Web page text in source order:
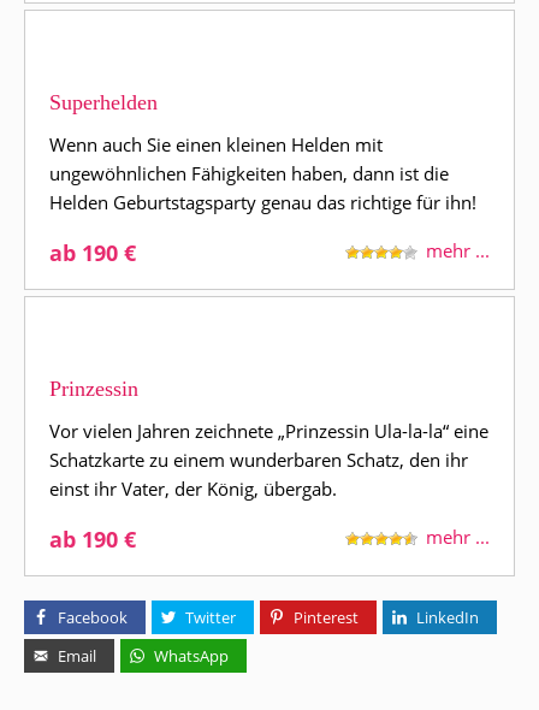
Superhelden
Wenn auch Sie einen kleinen Helden mit
ungewöhnlichen Fähigkeiten haben, dann ist die
Helden Geburtstagsparty genau das richtige für ihn!
ab 190 € mehr ...
Prinzessin
Vor vielen Jahren zeichnete „Prinzessin Ula-la-la“ eine
Schatzkarte zu einem wunderbaren Schatz, den ihr
einst ihr Vater, der König, übergab.
ab 190 € mehr ...
Facebook Twitter Pinterest
LinkedIn
Email
WhatsApp